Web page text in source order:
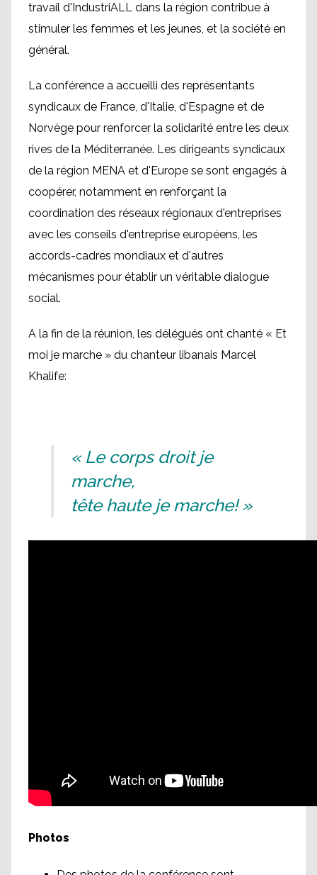
travail d'IndustriALL dans la région contribue à
stimuler les femmes et les jeunes, et la société en
général.
La conférence a accueilli des représentants
syndicaux de France, d'Italie, d'Espagne et de
Norvège pour renforcer la solidarité entre les deux
rives de la Méditerranée. Les dirigeants syndicaux
de la région MENA et d'Europe se sont engagés à
coopérer, notamment en renforçant la
coordination des réseaux régionaux d'entreprises
avec les conseils d'entreprise européens, les
accords-cadres mondiaux et d'autres
mécanismes pour établir un véritable dialogue
social.
A la fin de la réunion, les délégués ont chanté « Et
moi je marche » du chanteur libanais Marcel
Khalife:
« Le corps droit je
marche,
tête haute je marche! »
Photos